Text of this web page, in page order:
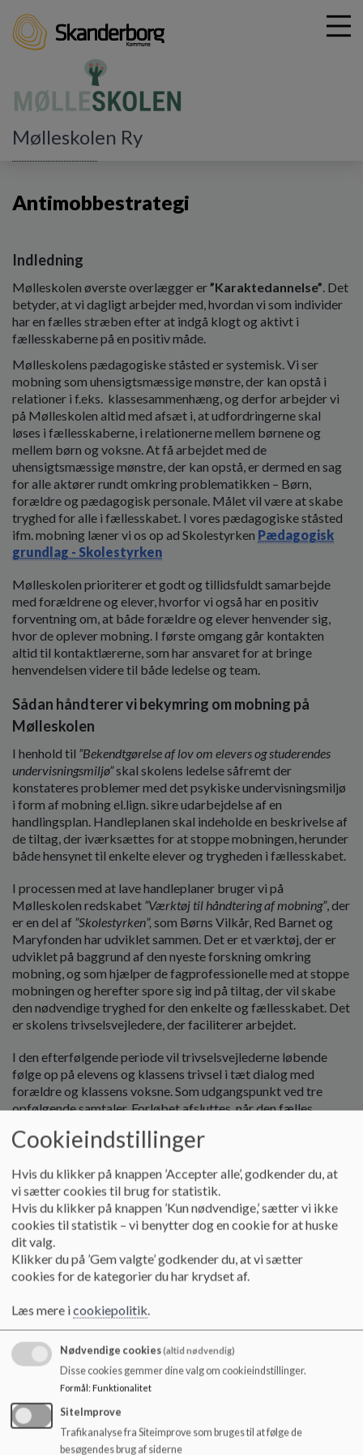
Mølleskolen Ry
Antimobbestrategi
Antimobbestrategi
Indledning
Mølleskolen øverste overlægger er”Karaktedannelse” . Det
betyder, at vi dagligt arbejder med, hvordan vi som individer
har en fælles stræben efter at indgå klogt og aktivt i
fællesskaberne på en positiv måde.
Mølleskolens pædagogiske ståsted er systemisk. Vi ser
mobning som uhensigtsmæssige mønstre, der kan opstå i
relationer i f.eks. klassesammenhæng, og derfor arbejder vi
på Mølleskolen altid med afsæt i, at udfordringerne skal
løses i fællesskaberne, i relationerne mellem børnene og
mellem børn og voksne. At få arbejdet med de
uhensigtsmæssige mønstre, der kan opstå, er dermed en sag
for alle aktører rundt omkring problematikken – Børn,
forældre og pædagogisk personale. Målet vil være at skabe
tryghed for alle i fællesskabet. I vores pædagogiske ståsted
ifm. mobning læner vi os op ad Skolestyrken Pædagogisk
grundlag - Skolestyrken
Mølleskolen prioriterer et godt og tillidsfuldt samarbejde
med forældrene og elever, hvorfor vi også har en positiv
forventning om, at både forældre og elever henvender sig,
hvor de oplever mobning. I første omgang går kontakten
altid til kontaktlærerne, som har ansvaret for at bringe
henvendelsen videre til både ledelse og team.
Sådan håndterer vi bekymring om mobning på
Mølleskolen
I henhold til ”Bekendtgørelse af lov om elevers og studerendes
undervisningsmiljø”skal skolens ledelse såfremt der
konstateres problemer med det psykiske undervisningsmiljø
i form af mobning el.lign. sikre udarbejdelse af en
handlingsplan. Handleplanen skal indeholde en beskrivelse af
de tiltag, der iværksættes for at stoppe mobningen, herunder
både hensynet til enkelte elever og trygheden i fællesskabet.
I processen med at lave handleplaner bruger vi på
Mølleskolen redskabet ”Værktøj til håndtering af mobning”, der
er en del af ”Skolestyrken”, som Børns Vilkår, Red Barnet og
Maryfonden har udviklet sammen. Det er et værktøj, der er
udviklet på baggrund af den nyeste forskning omkring
mobning, og som hjælper de fagprofessionelle med at stoppe
mobningen og herefter spore sig ind på tiltag, der vil skabe
den nødvendige tryghed for den enkelte og fællesskabet. Det
er skolens trivselsvejledere, der faciliterer arbejdet.
I den efterfølgende periode vil trivselsvejlederne løbende
følge op på elevens og klassens trivsel i tæt dialog med
forældre og klassens voksne. Som udgangspunkt ved tre
opfølgende samtaler. Forløbet afsluttes, når den fælles
klassen har fået et tryggere fællesskab. Her vægtes barnets
Skolestyrken om definition af mobning.Introduktion til
Skolestyrken - Skolestyrken
Vedr. digital mobning
Digital mobning er oftest skjult for voksne, da det foregår i
digitale rum, hvor voksne sjældent deltager. Det er derfor
og at det skal håndteres som al anden mobning. Jf. de
ovenstående afsnit.
Digital mobning er også en naturlig del af det forebyggende
arbejde i SSP-samarbejdet med flg. tiltag:
Digital dannelse
• Skolen sikrer gennemførelse af undervisningsforløbet ”Dit liv på
Cookieindstillinger
Hvis du klikker på knappen ’Accepter alle’, godkender du, at
vi sætter cookies til brug for statistik.
Hvis du klikker på knappen ’Kun nødvendige,’ sætter vi ikke
cookies til statistik – vi benytter dog en cookie for at huske
dit valg.
Klikker du på ’Gem valgte’ godkender du, at vi sætter
cookies for de kategorier du har krydset af.
Læs mere icookiepolitik.
Nødvendige cookies(altid nødvendig)
Disse cookies gemmer dine valg om cookieindstillinger.
Formål: Funktionalitet
SiteImprove
Trafikanalyse fra Siteimprove som bruges til at følge de
besøgendes brug af siderne